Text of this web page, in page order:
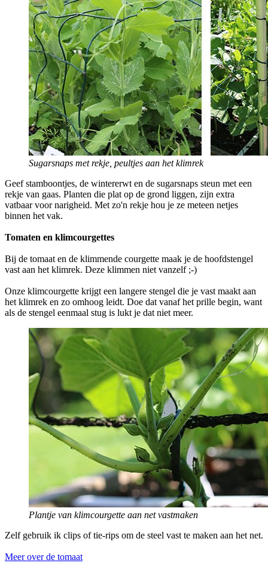
Sugarsnaps met rekje, peultjes aan het klimrek
Geef stamboontjes, de wintererwt en de sugarsnaps steun met een
rekje van gaas. Planten die plat op de grond liggen, zijn extra
vatbaar voor narigheid. Met zo'n rekje hou je ze meteen netjes
binnen het vak.
Tomaten en klimcourgettes
Bij de tomaat en de klimmende courgette maak je de hoofdstengel
vast aan het klimrek. Deze klimmen niet vanzelf ;-)
Onze klimcourgette krijgt een langere stengel die je vast maakt aan
het klimrek en zo omhoog leidt. Doe dat vanaf het prille begin, want
als de stengel eenmaal stug is lukt je dat niet meer.
Plantje van klimcourgette aan net vastmaken
Zelf gebruik ik clips of tie-rips om de steel vast te maken aan het net.
Meer over de tomaat